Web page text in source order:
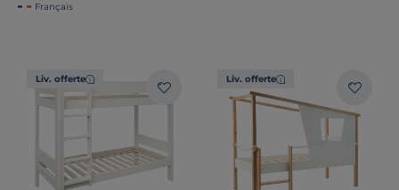
Français
Liv. offerte Liv. offerte